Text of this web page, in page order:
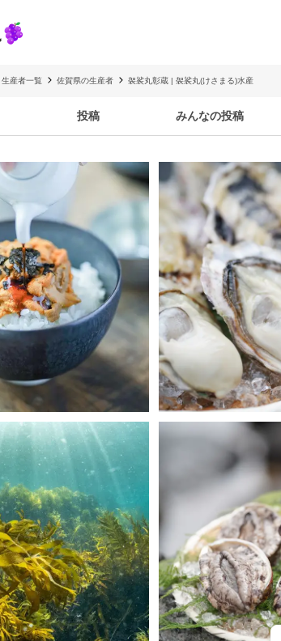
生産者一覧 佐賀県の生産者 袈裟丸彰蔵 | 袈裟丸(けさまる)水産
投稿 みんなの投稿